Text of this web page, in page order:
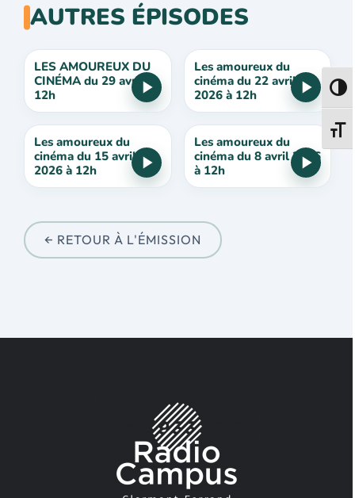
AUTRES ÉPISODES
LES AMOUREUX DU
CINÉMA du 29 avril à
12h
Les amoureux du
cinéma du 22 avril
2026 à 12h
Les amoureux du
cinéma du 15 avril
2026 à 12h
Les amoureux du
cinéma du 8 avril 2026
à 12h
← RETOUR À L'ÉMISSION